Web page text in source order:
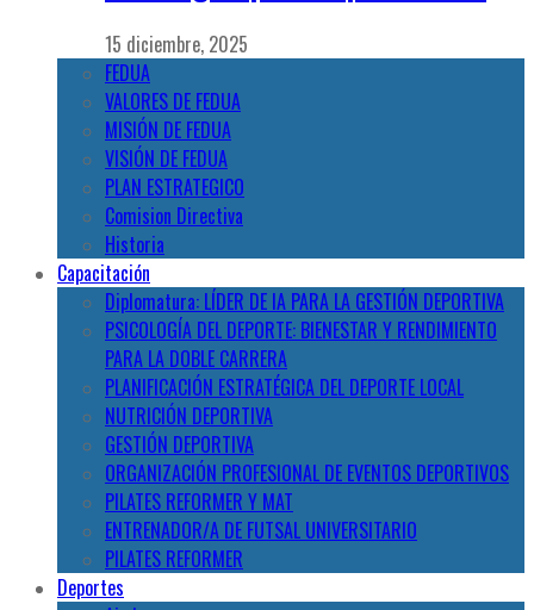
15 diciembre, 2025
FEDUA
VALORES DE FEDUA
MISIÓN DE FEDUA
VISIÓN DE FEDUA
PLAN ESTRATEGICO
Comision Directiva
Historia
Capacitación
Diplomatura: LÍDER DE IA PARA LA GESTIÓN DEPORTIVA
PSICOLOGÍA DEL DEPORTE: BIENESTAR Y RENDIMIENTO
PARA LA DOBLE CARRERA
PLANIFICACIÓN ESTRATÉGICA DEL DEPORTE LOCAL
NUTRICIÓN DEPORTIVA
GESTIÓN DEPORTIVA
ORGANIZACIÓN PROFESIONAL DE EVENTOS DEPORTIVOS
PILATES REFORMER Y MAT
ENTRENADOR/A DE FUTSAL UNIVERSITARIO
PILATES REFORMER
Deportes